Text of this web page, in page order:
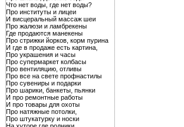
Что нет воды, где нет воды?
Про институты и лицеи
И висцеральный массаж шеи
Про жалюзи и ламбрекены
Где продаются манекены
Про стрижки йорков, корм пурина
И где в продаже есть картина,
Про украшения и часы
Про супермаркет колбасы
Про вентиляцию, отливы
Про все на свете профнастилы
Про сувениры и подарки
Про шарики, банкеты, пьянки
И про ремонтные работы
И про товары для охоты
Про натяжные потолки,
Про штукатурку и носки